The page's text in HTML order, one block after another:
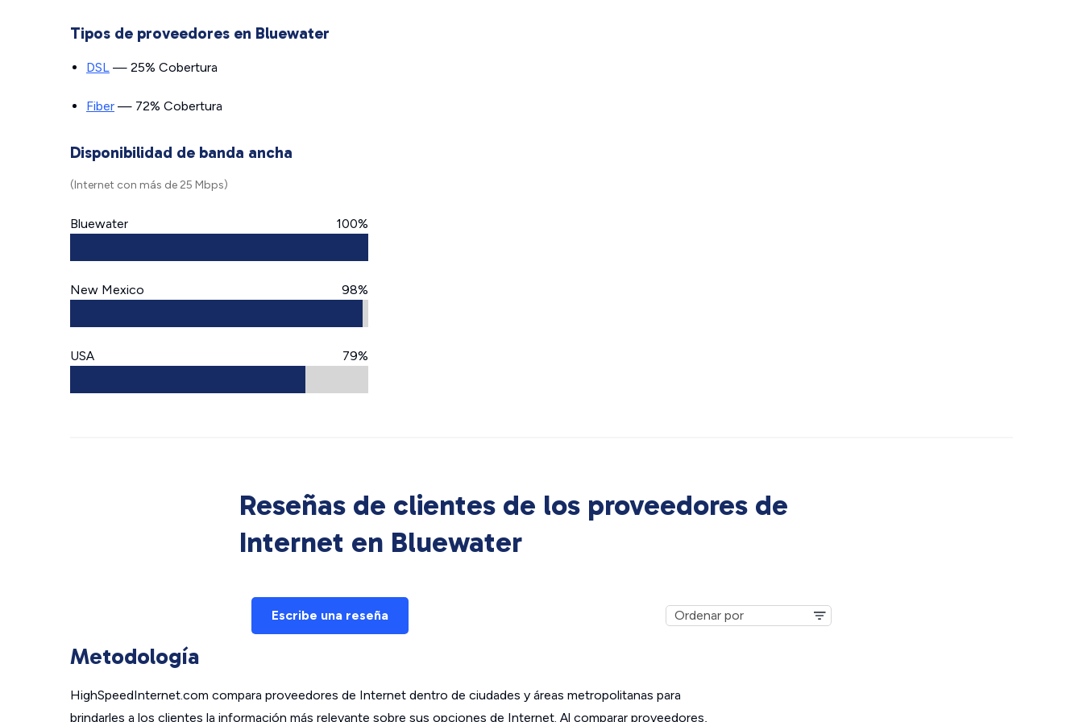
Tipos de proveedores en Bluewater
DSL — 25% Cobertura
Fiber — 72% Cobertura
Disponibilidad de banda ancha
(Internet con más de 25 Mbps)
Bluewater 100%
New Mexico 98%
USA 79%
Reseñas de clientes de los proveedores de
Internet en Bluewater
Escribe una reseña
Metodología
HighSpeedInternet.com compara proveedores de Internet dentro de ciudades y áreas metropolitanas para
brindarles a los clientes la información más relevante sobre sus opciones de Internet. Al comparar proveedores,